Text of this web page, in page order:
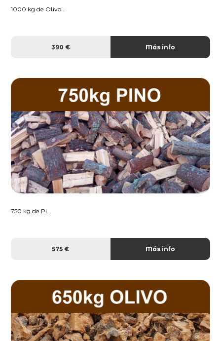
1000 kg de Olivo...
390 € Más info
750 kg de Pi...
575 € Más info